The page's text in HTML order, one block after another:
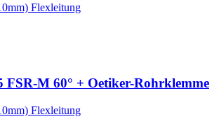
Flexleitung
FSR-M 60° + Oetiker-Rohrklemme
Flexleitung